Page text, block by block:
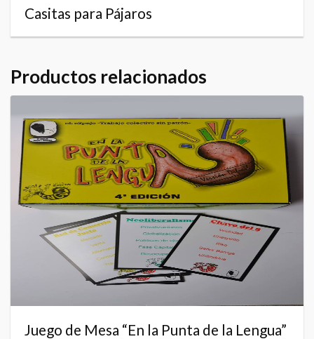
Casitas para Pájaros
Productos relacionados
Juego de Mesa “En la Punta de la Lengua”